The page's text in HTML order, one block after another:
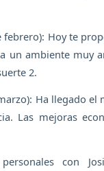
febrero): Hoy te
un ambiente muy
2.
Ha llegado
Las mejoras
con